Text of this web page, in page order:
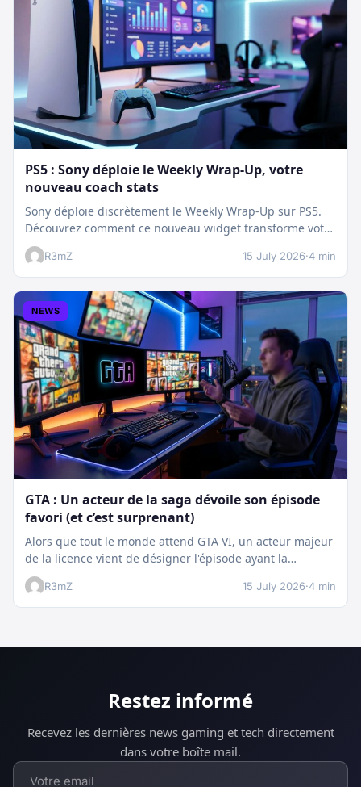
PS5 : Sony déploie le Weekly Wrap-Up, votre
nouveau coach stats
Sony déploie discrètement le Weekly Wrap-Up sur PS5.
Découvrez comment ce nouveau widget transforme votre
dashboard et booste votre suivi…
R3mZ 15 July 2026·4 min
NEWS
GTA : Un acteur de la saga dévoile son épisode
favori (et c’est surprenant)
Alors que tout le monde attend GTA VI, un acteur majeur
de la licence vient de désigner l'épisode ayant la…
R3mZ 15 July 2026·4 min
Restez informé
Recevez les dernières news gaming et tech directement
dans votre boîte mail.